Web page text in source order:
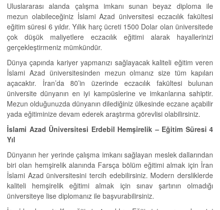
Uluslararası alanda çalışma imkanı sunan beyaz diploma ile
mezun olabileceğiniz İslami Azad üniversitesi eczacılık fakültesi
eğitim süresi 6 yıldır. Yıllık harç ücreti 1500 Dolar olan üniversitede
çok düşük maliyetlere eczacılık eğitimi alarak hayallerinizi
gerçekleştirmeniz mümkündür.
Dünya çapında kariyer yapmanızı sağlayacak kaliteli eğitim veren
İslami Azad üniversitesinden mezun olmanız size tüm kapıları
açacaktır. İran’da 80’in üzerinde eczacılık fakültesi bulunan
üniversite dünyanın en iyi kampüslerine ve imkanlarına sahiptir.
Mezun olduğunuzda dünyanın dilediğiniz ülkesinde eczane açabilir
yada eğitiminize devam ederek araştırma görevlisi olabilirsiniz.
İslami Azad Üniversitesi Erdebil Hemşirelik – Eğitim Süresi 4
Yıl
Dünyanın her yerinde çalışma imkanı sağlayan meslek dallarından
biri olan hemşirelik alanında Farsça bölüm eğitimi almak için İran
İslami Azad üniversitesini tercih edebilirsiniz. Modern dersliklerde
kaliteli hemşirelik eğitimi almak için sınav şartının olmadığı
üniversiteye lise diplomanız ile başvurabilirsiniz.